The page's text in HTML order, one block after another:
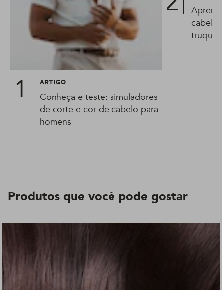
ARTIGO
Conheça e teste: simuladores
de corte e cor de cabelo para
homens
cabelo
Produtos que você pode gostar